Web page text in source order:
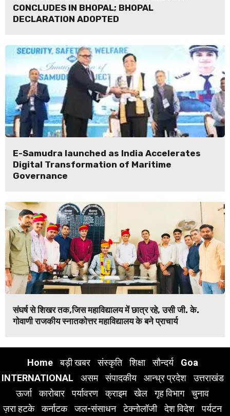
CONCLUDES IN BHOPAL; BHOPAL
DECLARATION ADOPTED
E-Samudra launched as India Accelerates
Digital Transformation of Maritime
Governance
संघर्ष से शिखर तक,जिस महाविद्यालय में छात्र रहे, उसी जी. के.
गोवाणी राजकीय स्नातकोत्तर महाविद्यालय के बने प्राचार्य
Home बड़ी खबर संस्कृति शिक्षा सौन्दर्य
Goa
INTERNATIONAL
असम संपादकीय आन्ध्र प्रदेश
उत्तराखंड
ऊर्जा
कारोबार पर्यावरण क्राइम खेल गृह विभाग
चुनाव
ज़रा हटके
कर्नाटक जल-संसाधन टेक्नोलॉजी देश विदेश पर्यटन